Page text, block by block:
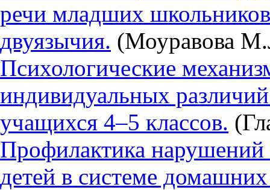
речи младших школьников
двуязычия. (Моуравова
Психологические
индивидуальных
учащихся 4–5 классов.
Профилактика нарушений
детей в системе